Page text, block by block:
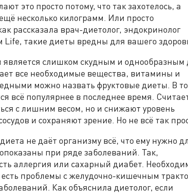
это просто потому, что так захотелось, а
несколько килограмм. Или просто
рассказала врач-диетолог, эндокринолог
такие диеты вредны для вашего
слишком скудным и однообразным
все необходимые вещества, витамины и
можно назвать фруктовые диеты. В
всё популярнее в последнее время.
с лишним весом, но и снижают уровень
и сохраняют зрение. Но не всё так
не даёт организму всё, что ему нужно
при ряде заболеваний. Так,
аллергия или сахарный диабет.
проблемы с желудочно-кишечным
Как объяснила диетолог, если